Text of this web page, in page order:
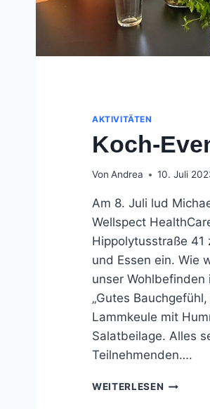
AKTIVITÄTEN
Koch-
Von Andrea 10. Juli
Am 8. Juli lud
Wellspect
Hippolytusstraße 41
und Essen ein. Wie
unser
„Gutes
Lammkeule mit
Salatbeilage. Alles
Teilnehmenden….
WEITERLESEN KOCH-